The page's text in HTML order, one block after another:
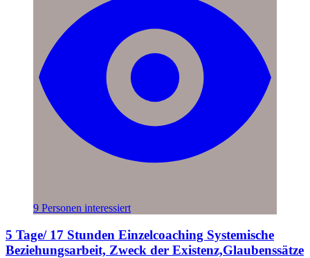
9 Personen interessiert
5 Tage/ 17 Stunden Einzelcoaching Systemische
Beziehungsarbeit, Zweck der Existenz,Glaubenssätze